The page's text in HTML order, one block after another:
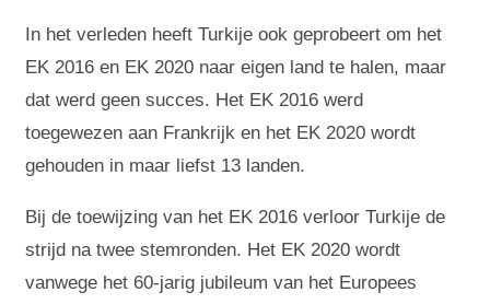
In het verleden heeft Turkije ook geprobeert om het
EK 2016 en EK 2020 naar eigen land te halen, maar
dat werd geen succes. Het EK 2016 werd
toegewezen aan Frankrijk en het EK 2020 wordt
gehouden in maar liefst 13 landen.
Bij de toewijzing van het EK 2016 verloor Turkije de
strijd na twee stemronden. Het EK 2020 wordt
vanwege het 60-jarig jubileum van het Europees